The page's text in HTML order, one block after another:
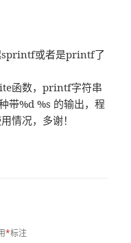
sprintf或者是printf了
函数，printf字符串
带%d %s 的输出，程
情况，多谢！
*标注